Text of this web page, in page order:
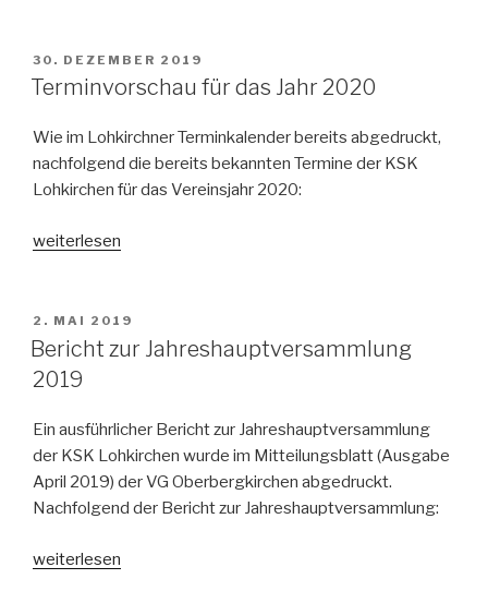
2020“
VERÖFFENTLICHT
AM
30. DEZEMBER 2019
Terminvorschau für das Jahr 2020
Wie im Lohkirchner Terminkalender bereits abgedruckt,
nachfolgend die bereits bekannten Termine der KSK
Lohkirchen für das Vereinsjahr 2020:
„Terminvorschau
Jahr
2020“
weiterlesen
VERÖFFENTLICHT
AM
2. MAI 2019
Bericht zur Jahreshauptversammlung
2019
Ein ausführlicher Bericht zur Jahreshauptversammlung
der KSK Lohkirchen wurde im Mitteilungsblatt (Ausgabe
April 2019) der VG Oberbergkirchen abgedruckt.
Nachfolgend der Bericht zur Jahreshauptversammlung:
„Bericht
weiterlesen